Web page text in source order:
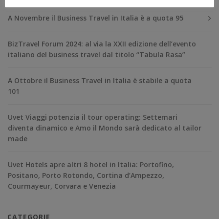
A Novembre il Business Travel in Italia è a quota 95
BizTravel Forum 2024: al via la XXII edizione dell’evento
italiano del business travel dal titolo “Tabula Rasa”
A Ottobre il Business Travel in Italia è stabile a quota
101
Uvet Viaggi potenzia il tour operating: Settemari
diventa dinamico e Amo il Mondo sarà dedicato al tailor
made
Uvet Hotels apre altri 8 hotel in Italia: Portofino,
Positano, Porto Rotondo, Cortina d’Ampezzo,
Courmayeur, Corvara e Venezia
CATEGORIE